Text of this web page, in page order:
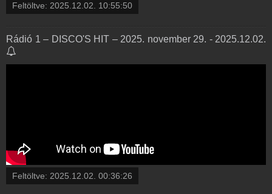
Feltöltve: 2025.12.02. 10:55:50
Rádió 1 – DISCO'S HIT – 2025. november 29. - 2025.12.02.
Feltöltve: 2025.12.02. 00:36:26